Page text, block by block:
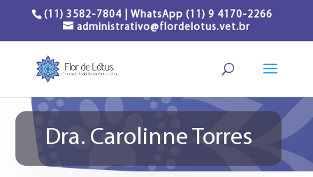
(11) 3582-7804 | WhatsApp (11) 9 4170-2266
administrativo@flordelotus.vet.br
Dra. Carolinne Torres